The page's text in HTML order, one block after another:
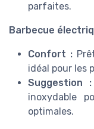
parfaites.
Barbecue
Confort :
idéal pour les
Suggestion :
inoxydable
optimales.